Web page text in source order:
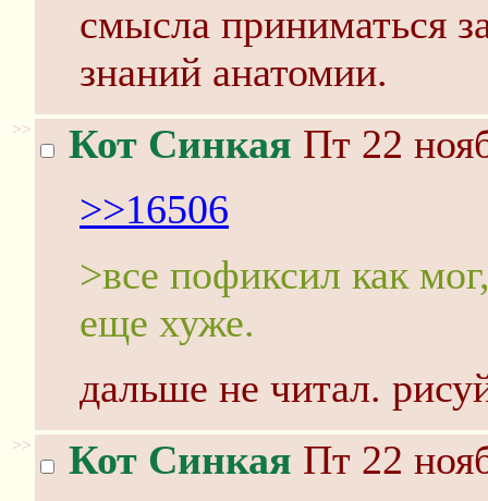
смысла приниматься
знаний анатомии.
>> Кот Синкая Пт 22
>>16506
>все пофиксил как
еще хуже.
дальше не читал.
>> Кот Синкая Пт 22